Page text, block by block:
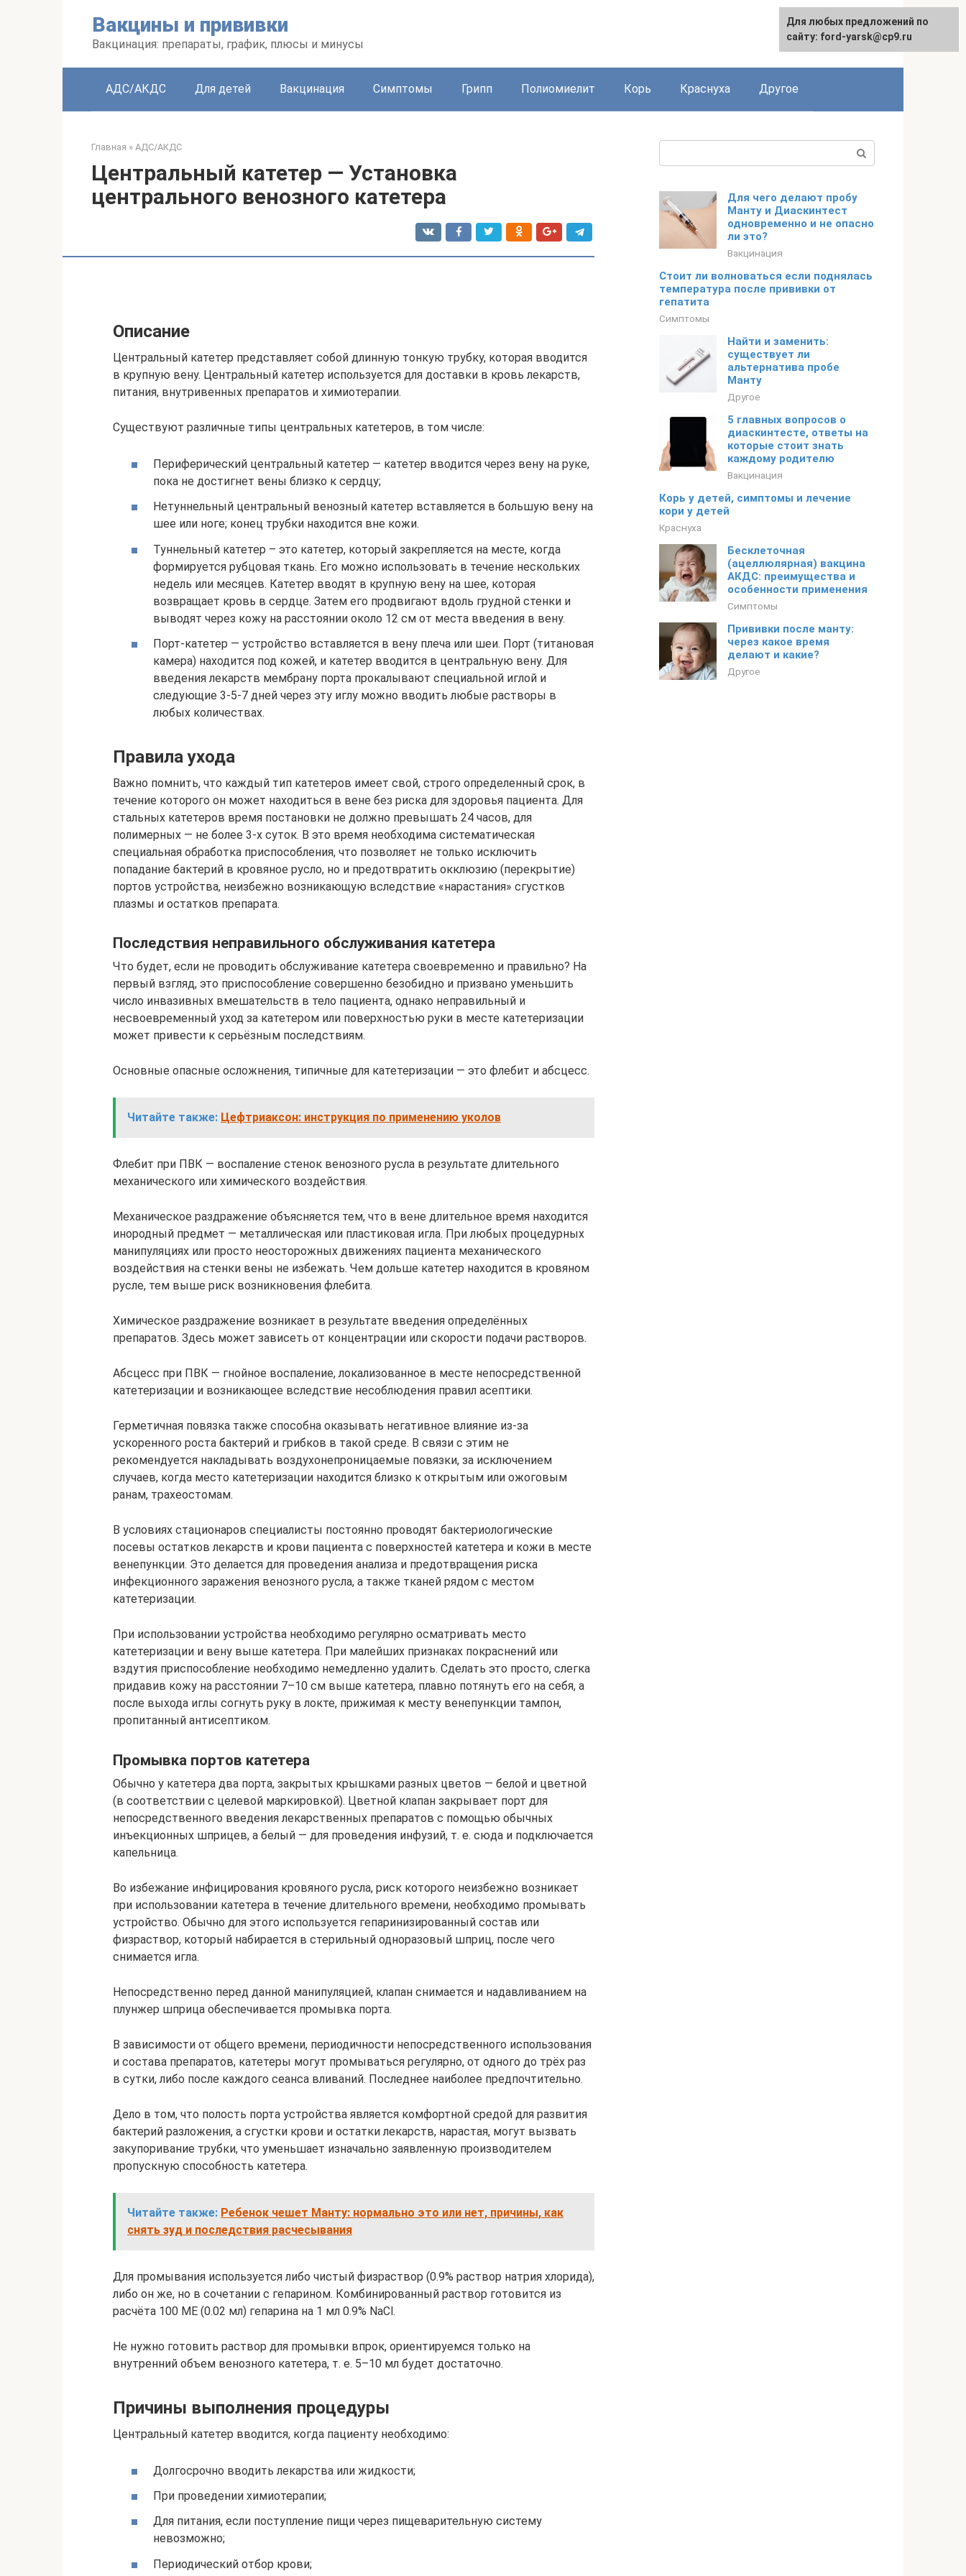
Вакцины и прививки
Вакцинация: препараты, график, плюсы и минусы
АДС/АКДС Для детей Вакцинация Симптомы Грипп Полиомиелит Корь Краснуха Другое
Главная » АДС/АКДС
Центральный катетер — Установка
центрального венозного катетера
Описание
Центральный катетер представляет собой длинную тонкую трубку, которая вводится
в крупную вену. Центральный катетер используется для доставки в кровь лекарств,
питания, внутривенных препаратов и химиотерапии.
Существуют различные типы центральных катетеров, в том числе:
Периферический центральный катетер — катетер вводится через вену на руке,
пока не достигнет вены близко к сердцу;
Нетуннельный центральный венозный катетер вставляется в большую вену на
шее или ноге; конец трубки находится вне кожи.
Туннельный катетер – это катетер, который закрепляется на месте, когда
формируется рубцовая ткань. Его можно использовать в течение нескольких
недель или месяцев. Катетер вводят в крупную вену на шее, которая
возвращает кровь в сердце. Затем его продвигают вдоль грудной стенки и
выводят через кожу на расстоянии около 12 см от места введения в вену.
Порт-катетер — устройство вставляется в вену плеча или шеи. Порт (титановая
камера) находится под кожей, и катетер вводится в центральную вену. Для
введения лекарств мембрану порта прокалывают специальной иглой и
следующие 3-5-7 дней через эту иглу можно вводить любые растворы в
любых количествах.
Правила ухода
Важно помнить, что каждый тип катетеров имеет свой, строго определенный срок, в
течение которого он может находиться в вене без риска для здоровья пациента. Для
стальных катетеров время постановки не должно превышать 24 часов, для
полимерных — не более 3-х суток. В это время необходима систематическая
специальная обработка приспособления, что позволяет не только исключить
попадание бактерий в кровяное русло, но и предотвратить окклюзию (перекрытие)
портов устройства, неизбежно возникающую вследствие «нарастания» сгустков
плазмы и остатков препарата.
Последствия неправильного обслуживания катетера
Что будет, если не проводить обслуживание катетера своевременно и правильно? На
первый взгляд, это приспособление совершенно безобидно и призвано уменьшить
число инвазивных вмешательств в тело пациента, однако неправильный и
несвоевременный уход за катетером или поверхностью руки в месте катетеризации
может привести к серьёзным последствиям.
Основные опасные осложнения, типичные для катетеризации — это флебит и абсцесс.
Читайте также: Цефтриаксон: инструкция по применению уколов
Флебит при ПВК — воспаление стенок венозного русла в результате длительного
механического или химического воздействия.
Механическое раздражение объясняется тем, что в вене длительное время находится
инородный предмет — металлическая или пластиковая игла. При любых процедурных
манипуляциях или просто неосторожных движениях пациента механического
воздействия на стенки вены не избежать. Чем дольше катетер находится в кровяном
русле, тем выше риск возникновения флебита.
Химическое раздражение возникает в результате введения определённых
препаратов. Здесь может зависеть от концентрации или скорости подачи растворов.
Абсцесс при ПВК — гнойное воспаление, локализованное в месте непосредственной
катетеризации и возникающее вследствие несоблюдения правил асептики.
Герметичная повязка также способна оказывать негативное влияние из-за
ускоренного роста бактерий и грибков в такой среде. В связи с этим не
рекомендуется накладывать воздухонепроницаемые повязки, за исключением
случаев, когда место катетеризации находится близко к открытым или ожоговым
ранам, трахеостомам.
В условиях стационаров специалисты постоянно проводят бактериологические
посевы остатков лекарств и крови пациента с поверхностей катетера и кожи в месте
венепункции. Это делается для проведения анализа и предотвращения риска
инфекционного заражения венозного русла, а также тканей рядом с местом
катетеризации.
При использовании устройства необходимо регулярно осматривать место
катетеризации и вену выше катетера. При малейших признаках покраснений или
вздутия приспособление необходимо немедленно удалить. Сделать это просто, слегка
придавив кожу на расстоянии 7–10 см выше катетера, плавно потянуть его на себя, а
после выхода иглы согнуть руку в локте, прижимая к месту венепункции тампон,
пропитанный антисептиком.
Промывка портов катетера
Обычно у катетера два порта, закрытых крышками разных цветов — белой и цветной
(в соответствии с целевой маркировкой). Цветной клапан закрывает порт для
непосредственного введения лекарственных препаратов с помощью обычных
инъекционных шприцев, а белый — для проведения инфузий, т. е. сюда и подключается
капельница.
Во избежание инфицирования кровяного русла, риск которого неизбежно возникает
при использовании катетера в течение длительного времени, необходимо промывать
устройство. Обычно для этого используется гепаринизированный состав или
физраствор, который набирается в стерильный одноразовый шприц, после чего
снимается игла.
Непосредственно перед данной манипуляцией, клапан снимается и надавливанием на
плунжер шприца обеспечивается промывка порта.
В зависимости от общего времени, периодичности непосредственного использования
и состава препаратов, катетеры могут промываться регулярно, от одного до трёх раз
в сутки, либо после каждого сеанса вливаний. Последнее наиболее предпочтительно.
Дело в том, что полость порта устройства является комфортной средой для развития
бактерий разложения, а сгустки крови и остатки лекарств, нарастая, могут вызвать
закупоривание трубки, что уменьшает изначально заявленную производителем
пропускную способность катетера.
Читайте также: Ребенок чешет Манту: нормально это или нет, причины, как
снять зуд и последствия расчесывания
Для промывания используется либо чистый физраствор (0.9% раствор натрия хлорида),
либо он же, но в сочетании с гепарином. Комбинированный раствор готовится из
расчёта 100 МЕ (0.02 мл) гепарина на 1 мл 0.9% NaCl.
Не нужно готовить раствор для промывки впрок, ориентируемся только на
внутренний объем венозного катетера, т. е. 5–10 мл будет достаточно.
Причины выполнения процедуры
Центральный катетер вводится, когда пациенту необходимо:
Долгосрочно вводить лекарства или жидкости;
При проведении химиотерапии;
Для питания, если поступление пищи через пищеварительную систему
невозможно;
Периодический отбор крови;
Для чего делают пробу
Манту и Диаскинтест
одновременно и не опасно
ли это?
Вакцинация
Стоит ли волноваться если поднялась
температура после прививки от
гепатита
Симптомы
Найти и заменить:
существует ли
альтернатива пробе
Манту
Другое
5 главных вопросов о
диаскинтесте, ответы на
которые стоит знать
каждому родителю
Вакцинация
Корь у детей, симптомы и лечение
кори у детей
Краснуха
Бесклеточная
(ацеллюлярная) вакцина
АКДС: преимущества и
особенности применения
Симптомы
Прививки после манту:
через какое время
делают и какие?
Другое
Для любых предложений по
сайту: ford-yarsk@cp9.ru